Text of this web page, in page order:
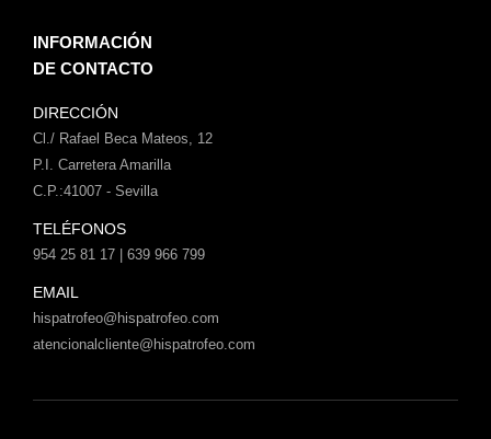
INFORMACIÓN
DE CONTACTO
DIRECCIÓN
Cl./ Rafael Beca Mateos, 12
P.I. Carretera Amarilla
C.P.:41007 - Sevilla
TELÉFONOS
954 25 81 17 | 639 966 799
EMAIL
hispatrofeo@hispatrofeo.com
atencionalcliente@hispatrofeo.com